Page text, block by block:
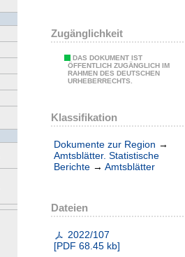
Zugänglichkeit
DAS DOKUMENT IST
ÖFFENTLICH ZUGÄNGLICH IM
RAHMEN DES DEUTSCHEN
URHEBERRECHTS.
Klassifikation
Dokumente zur Region →
Amtsblätter. Statistische
Berichte → Amtsblätter
Dateien
2022/107
[PDF 68.45 kb]